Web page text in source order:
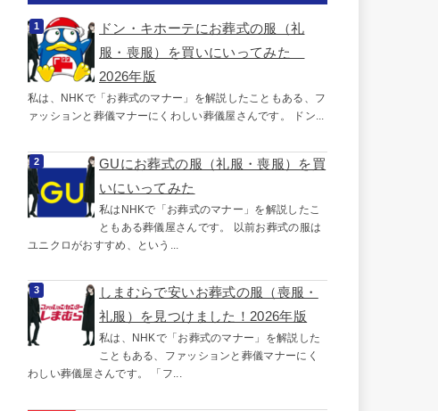
ドン・キホーテにお葬式の服（礼
服・喪服）を買いにいってみた
2026年版
私は、NHKで「お葬式のマナー」を解説したこともある、フ
ァッションと葬儀マナーにくわしい葬儀屋さんです。 ドン...
GUにお葬式の服（礼服・喪服）を買
いにいってみた
私はNHKで「お葬式のマナー」を解説したこ
ともある葬儀屋さんです。 以前お葬式の服は
ユニクロがおすすめ、という...
しまむらで安いお葬式の服（喪服・
礼服）を見つけました！2026年版
私は、NHKで「お葬式のマナー」を解説した
こともある、ファッションと葬儀マナーにく
わしい葬儀屋さんです。 「フ...